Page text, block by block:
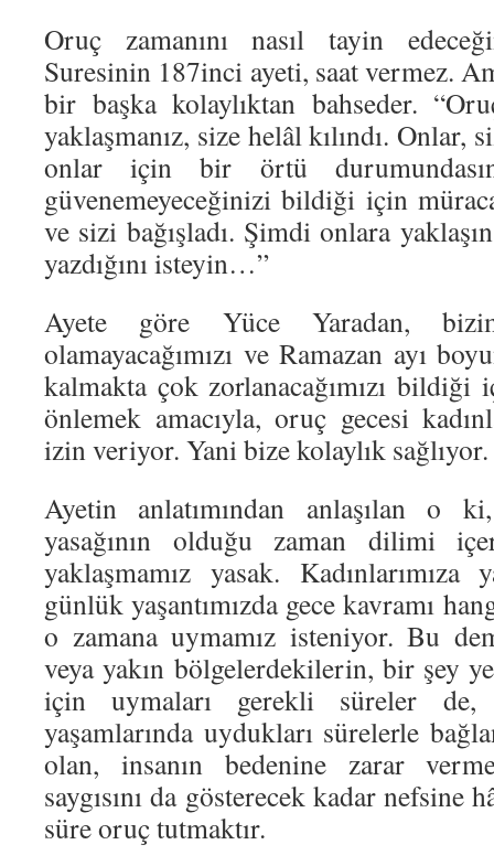
Oruç zamanını nasıl tayin
Suresinin 187inci ayeti, saat vermez.
bir başka kolaylıktan bahseder.
yaklaşmanız, size helâl kılındı.
onlar için bir örtü
güvenemeyeceğinizi bildiği için
ve sizi bağışladı. Şimdi onlara
yazdığını isteyin…”
Ayete göre Yüce Yaradan,
olamayacağımızı ve Ramazan ayı
kalmakta çok zorlanacağımızı
önlemek amacıyla, oruç gecesi
izin veriyor. Yani bize kolaylık sağlıyor.
Ayetin anlatımından anlaşılan o
yasağının olduğu zaman dilimi
yaklaşmamız yasak.
günlük yaşantımızda gece kavramı
o zamana uymamız isteniyor. Bu
veya yakın bölgelerdekilerin, bir şey
için uymaları gerekli süreler
yaşamlarında uydukları sürelerle
olan, insanın bedenine zarar
saygısını da gösterecek kadar nefsine
süre oruç tutmaktır.